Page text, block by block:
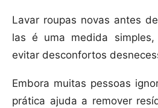
Lavar roupas novas antes
las é uma medida
evitar desconfortos
Embora muitas pessoas
prática ajuda a remover